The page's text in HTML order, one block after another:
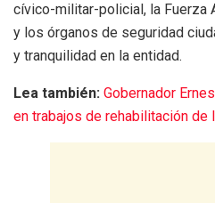
cívico-militar-policial, la Fuerza
y los órganos de seguridad
y tranquilidad en la entidad.
Lea también: Gobernador
en trabajos de rehabilitación de